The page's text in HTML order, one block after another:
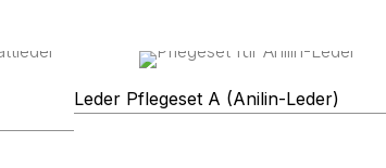
Leder Pflegeset A (Anilin-Leder)